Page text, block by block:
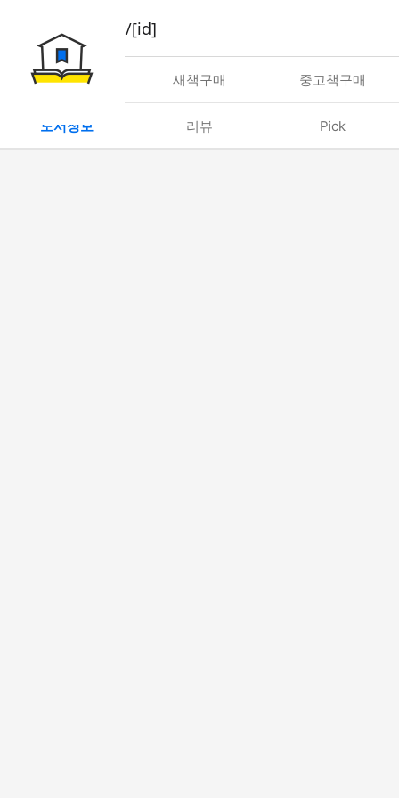
book/rent/[id]
대여 새책구매 중고책구매
도서정보 리뷰 Pick